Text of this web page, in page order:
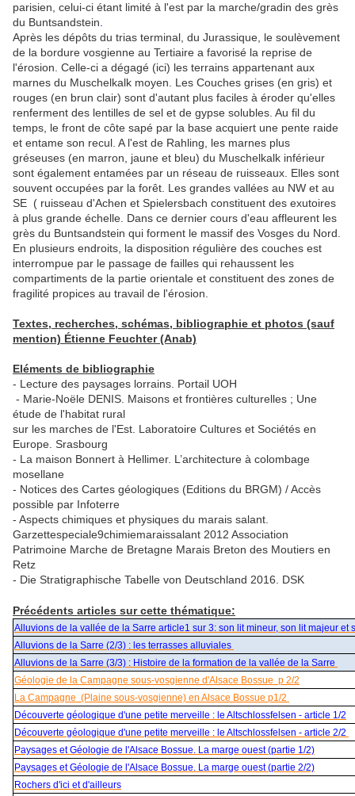
parisien, celui-ci étant limité à l'est par la marche/gradin des grès
du Buntsandstein
Après les dépôts du trias terminal, du Jurassique, le soulèvement
de la bordure vosgienne au Tertiaire a favorisé la reprise de
l'érosion. Celle-ci a dégagé (ici) les terrains appartenant aux
marnes du Muschelkalk moyen. Les Couches grises (en gris) et
rouges (en brun clair) sont d'autant plus faciles à éroder qu'elles
renferment des lentilles de sel et de gypse solubles. Au fil du
temps, le front de côte sapé par la base acquiert une pente raide
et entame son recul. A l'est de Rahling, les marnes plus
gréseuses (en marron, jaune et bleu) du Muschelkalk inférieur
sont également entamées par un réseau de ruisseaux. Elles sont
souvent occupées par la forêt. Les grandes vallées au NW et au
SE ( ruisseau d'Achen et Spielersbach constituent des exutoires
à plus grande échelle. Dans ce dernier cours d'eau affleurent les
grès du Buntsandstein qui forment le massif des Vosges du Nord.
En plusieurs endroits, la disposition régulière des couches est
interrompue par le passage de failles qui rehaussent les
compartiments de la partie orientale et constituent des zones de
fragilité propices au travail de l'érosion.
Textes, recherches, schémas, bibliographie et photos (sauf
mention) Étienne Feuchter (Anab)
Eléments de bibliographie
- Lecture des paysages lorrains. Portail UOH
- Marie-Noële DENIS. Maisons et frontières culturelles ; Une
étude de l'habitat rural
sur les marches de l'Est. Laboratoire Cultures et Sociétés en
Europe. Srasbourg
- La maison Bonnert à Hellimer. L’architecture à colombage
mosellane
- Notices des Cartes géologiques (Editions du BRGM) / Accès
possible par Infoterre
- Aspects chimiques et physiques du marais salant.
Garzettespeciale9chimiemaraissalant 2012 Association
Patrimoine Marche de Bretagne Marais Breton des Moutiers en
Retz
- Die Stratigraphische Tabelle von Deutschland 2016. DSK
Précédents articles sur cette thématique:
Alluvions de la vallée de la Sarre article1 sur 3: son lit mineur, son lit majeur et
Alluvions de la Sarre (2/3) : les terrasses alluviales
Alluvions de la Sarre (3/3) : Histoire de la formation de la vallée de la Sarre
Géologie de la Campagne sous-vosgienne d'Alsace Bossue p 2/2
La Campagne (Plaine sous-vosgienne) en Alsace Bossue p1/2
Découverte géologique d'une petite merveille : le Altschlossfelsen - article 1/2
Découverte géologique d'une petite merveille : le Altschlossfelsen - article 2/2
Paysages et Géologie de l'Alsace Bossue. La marge ouest (partie 1/2)
Paysages et Géologie de l'Alsace Bossue. La marge ouest (partie 2/2)
Rochers d'ici et d'ailleurs